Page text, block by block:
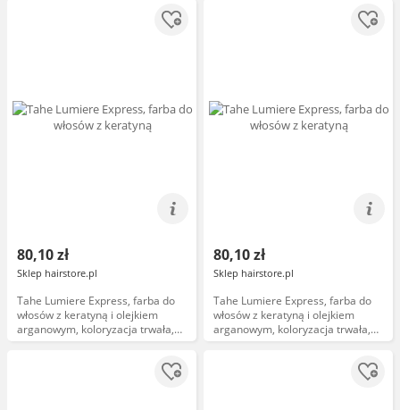
80,10 zł
Sklep hairstore.pl
Tahe Lumiere Express, farba do
włosów z keratyną i olejkiem
arganowym, koloryzacja trwała,
9.1, 100ml
80,10 zł
Sklep hairstore.pl
Tahe Lumiere Express, farba do
włosów z keratyną i olejkiem
arganowym, koloryzacja trwała,
8.0, 100ml